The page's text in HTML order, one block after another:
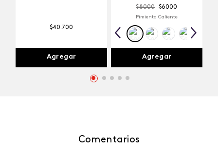
$40.700
Agregar
$8000 $6000
Pimienta Caliente
Agregar
Comentarios